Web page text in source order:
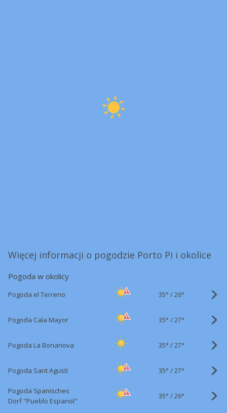
Więcej informacji o pogodzie Porto Pi i okolice
Pogoda w okolicy
Pogoda el Terreno 35° /26°
Pogoda Cala Mayor 35° /27°
Pogoda La Bonanova 35° /27°
Pogoda Sant Agustí 35° /27°
Pogoda Spanisches
Dorf "Pueblo Espanol"
35° /26°